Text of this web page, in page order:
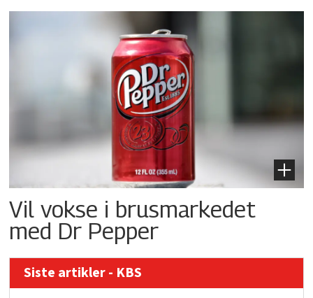
Vil vokse i brusmarkedet
med Dr Pepper
Siste artikler - KBS